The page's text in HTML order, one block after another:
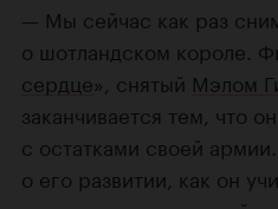
Мы сейчас как раз
о шотландском короле.
сердце», снятый Мэлом
заканчивается тем, что
с остатками своей
о его развитии, как он